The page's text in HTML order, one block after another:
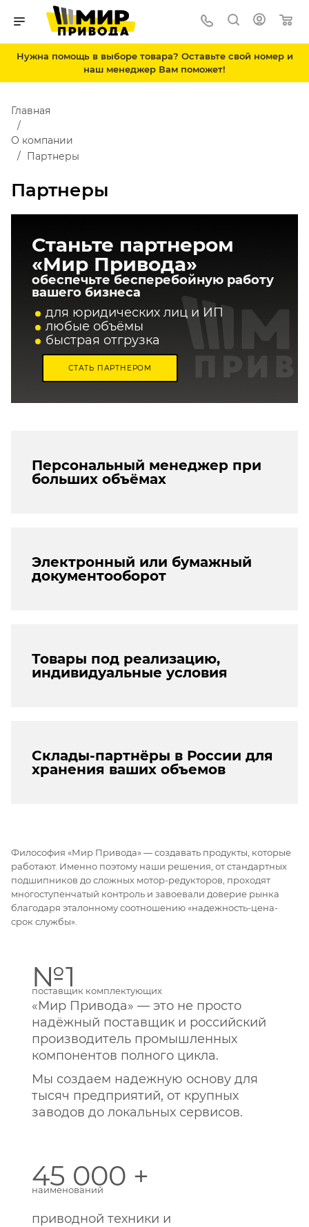
Нужна помощь в выборе товара? Оставьте свой номер и
наш менеджер Вам поможет!
Партнеры
Главная
О компании
Партнеры
Станьте партнером
«Мир Привода»
обеспечьте бесперебойную работу
вашего бизнеса
для юридических лиц и ИП
любые объёмы
быстрая отгрузка
СТАТЬ ПАРТНЕРОМ
Персональный менеджер при
больших объёмах
Электронный или бумажный
документооборот
Товары под реализацию,
индивидуальные условия
Склады-партнёры в России для
хранения ваших объемов
Философия «Мир Привода» — создавать продукты, которые
работают. Именно поэтому наши решения, от стандартных
подшипников до сложных мотор-редукторов, проходят
многоступенчатый контроль и завоевали доверие рынка
благодаря эталонному соотношению «надежность-цена-
срок службы».
45 000 +
наименований
приводной техники и
№1
поставщик комплектующих
«Мир Привода» — это не просто
надёжный поставщик и российский
производитель промышленных
компонентов полного цикла.
Мы создаем надежную основу для
тысяч предприятий, от крупных
заводов до локальных сервисов.